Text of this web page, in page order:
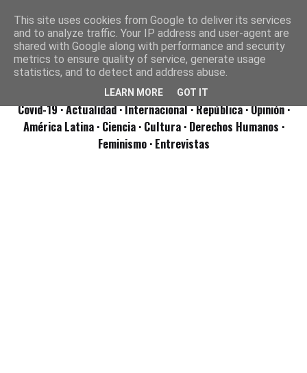
Covid-19· Actualidad· Internacional· República· Opinión·
América Latina · Ciencia · Cultura · Derechos Humanos ·
Feminismo · Entrevistas
This site uses cookies from Google to deliver its services
and to analyze traffic. Your IP address and user-agent are
shared with Google along with performance and security
metrics to ensure quality of service, generate usage
statistics, and to detect and address abuse.
LEARN MORE GOT IT